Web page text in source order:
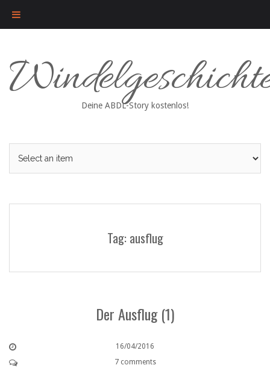
content
Deine ABDL-Story kostenlos!
Tag: ausflug
Der Ausflug (1)
16/04/2016
7 comments